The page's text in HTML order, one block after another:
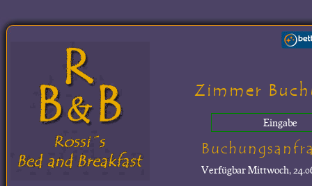
Zimmer
Eingabe
VerfügbarMittwoch,